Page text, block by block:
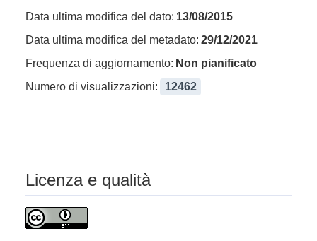
Data ultima modifica del dato: 13/08/2015
Data ultima modifica del metadato: 29/12/2021
Frequenza di aggiornamento: Non pianificato
Numero di visualizzazioni:
12462
Licenza e qualità